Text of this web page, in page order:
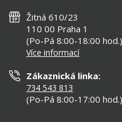
Nejčastější dotazy
Než koupíte
Osvětlení dle místnosti
Zásady ochrany soukromí
Nastavení cookies
Prohlášení o přístupnosti
Žitná 610/23
110 00 Praha 1
(Po-Pá 8:00-18:00 hod.)
Více informací
Zákaznická linka:
734 543 813
(Po-Pá 8:00-17:00 hod.)